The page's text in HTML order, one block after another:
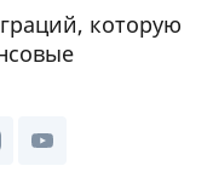
которую